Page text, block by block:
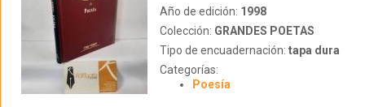
Año de edición: 1998
Colección: GRANDES POETAS
Tipo de encuadernación: tapa dura
Categorías:
Poesía